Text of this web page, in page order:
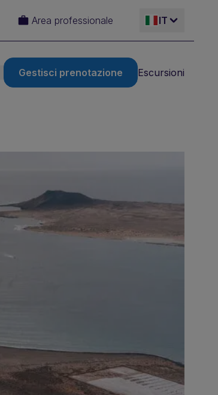
Area professionale IT
Gestisci prenotazione Escursioni